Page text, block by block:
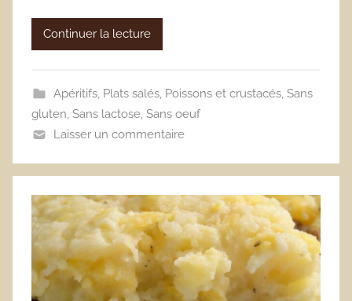
Continuer la lecture
Apéritifs, Plats salés, Poissons et crustacés, Sans
gluten, Sans lactose, Sans oeuf
Laisser un commentaire